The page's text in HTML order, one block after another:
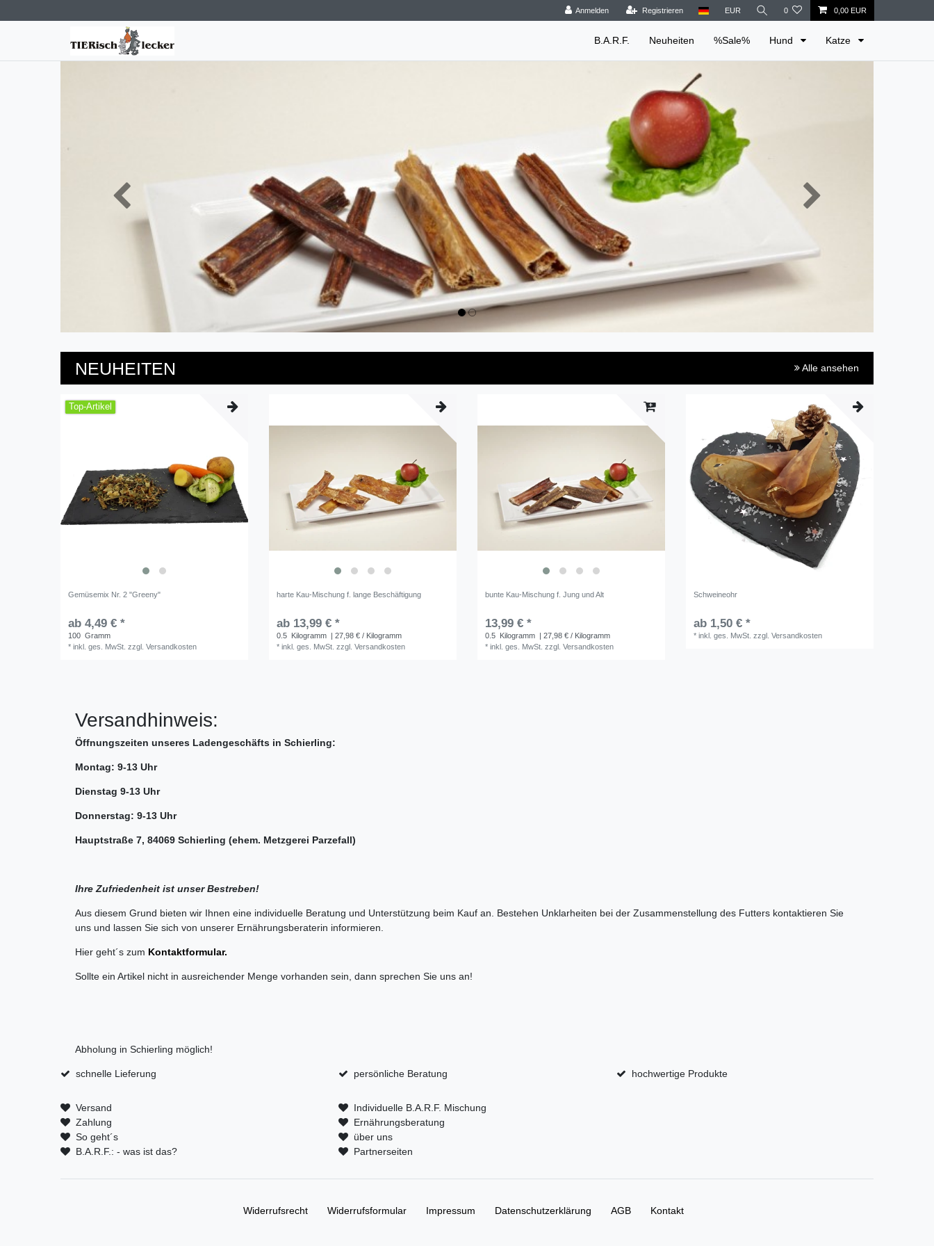
Anmelden Registrieren EUR 0 0,00 EUR
B.A.R.F. Neuheiten %Sale% Hund Katze
Zurück Nächste
NEUHEITEN Alle ansehen
Top-Artikel
Gemüsemix Nr. 2 "Greeny"
ab 4,49 € *
100 Gramm
*inkl. ges. MwSt. zzgl.Versandkosten
harte Kau-Mischung f. lange Beschäftigung
ab 13,99 € *
0.5 Kilogramm | 27,98 € / Kilogramm
*inkl. ges. MwSt. zzgl.Versandkosten
bunte Kau-Mischung f. Jung und Alt
13,99 € *
0.5 Kilogramm | 27,98 € / Kilogramm
*inkl. ges. MwSt. zzgl.Versandkosten
Schweineohr
ab 1,50 € *
*inkl. ges. MwSt. zzgl.Versandkosten
Versandhinweis:
Öffnungszeiten unseres Ladengeschäfts in Schierling:
Montag: 9-13 Uhr
Dienstag 9-13 Uhr
Donnerstag: 9-13 Uhr
Hauptstraße 7, 84069 Schierling (ehem. Metzgerei Parzefall)
Ihre Zufriedenheit ist unser Bestreben!
Aus diesem Grund bieten wir Ihnen eine individuelle Beratung und Unterstützung beim Kauf an. Bestehen Unklarheiten bei der Zusammenstellung des Futters kontaktieren Sie
uns und lassen Sie sich von unserer Ernährungsberaterin informieren.
Hier geht´s zum Kontaktformular.
Sollte ein Artikel nicht in ausreichender Menge vorhanden sein, dann sprechen Sie uns an!
Abholung in Schierling möglich!
schnelle Lieferung persönliche Beratung hochwertige Produkte
Versand
Zahlung
So geht´s
B.A.R.F.: - was ist das?
Individuelle B.A.R.F. Mischung
Ernährungsberatung
über uns
Partnerseiten
Widerrufs­recht Widerrufs­formular Impressum Daten­schutz­erklärung AGB Kontakt